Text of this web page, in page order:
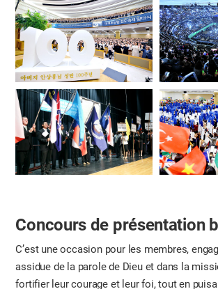
Concours de présentation
C’est une occasion pour les membres,
assidue de la parole de Dieu et dans la
fortifier leur courage et leur foi, tout en